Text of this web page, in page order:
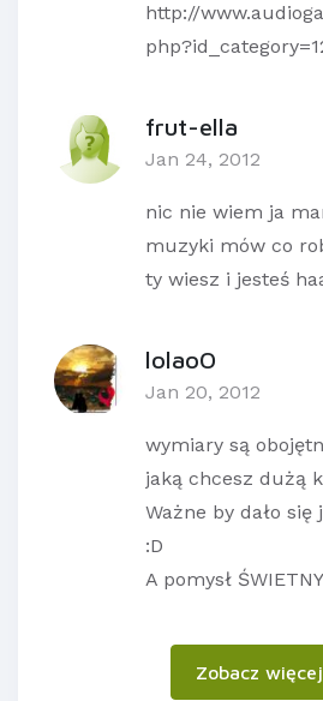
http://
frut-ella
Jan 24, 2012
nic nie wiem ja
muzyki mów co
ty wiesz i jesteś
lolaoO
Jan 20, 2012
wymiary są
jaką chcesz dużą
Ważne by dało
:D
A pomysł
Zobacz